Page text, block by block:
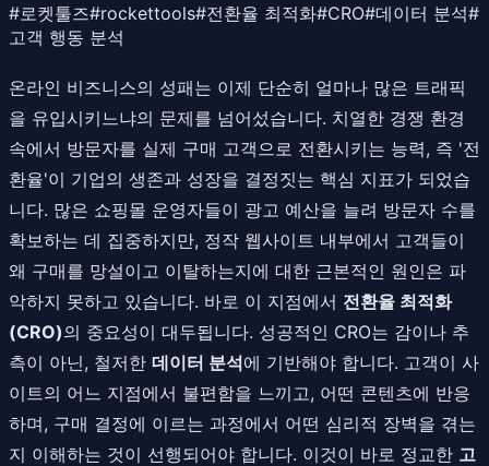
#로켓툴즈#rockettools#전환율 최적화#CRO#데이터 분석#
고객 행동 분석
온라인 비즈니스의 성패는 이제 단순히 얼마나 많은 트래픽
을 유입시키느냐의 문제를 넘어섰습니다. 치열한 경쟁 환경
속에서 방문자를 실제 구매 고객으로 전환시키는 능력, 즉 '전
환율'이 기업의 생존과 성장을 결정짓는 핵심 지표가 되었습
니다. 많은 쇼핑몰 운영자들이 광고 예산을 늘려 방문자 수를
확보하는 데 집중하지만, 정작 웹사이트 내부에서 고객들이
왜 구매를 망설이고 이탈하는지에 대한 근본적인 원인은 파
악하지 못하고 있습니다. 바로 이 지점에서 전환율 최적화
(CRO)의 중요성이 대두됩니다. 성공적인 CRO는 감이나 추
측이 아닌, 철저한 데이터 분석에 기반해야 합니다. 고객이 사
이트의 어느 지점에서 불편함을 느끼고, 어떤 콘텐츠에 반응
하며, 구매 결정에 이르는 과정에서 어떤 심리적 장벽을 겪는
지 이해하는 것이 선행되어야 합니다. 이것이 바로 정교한 고